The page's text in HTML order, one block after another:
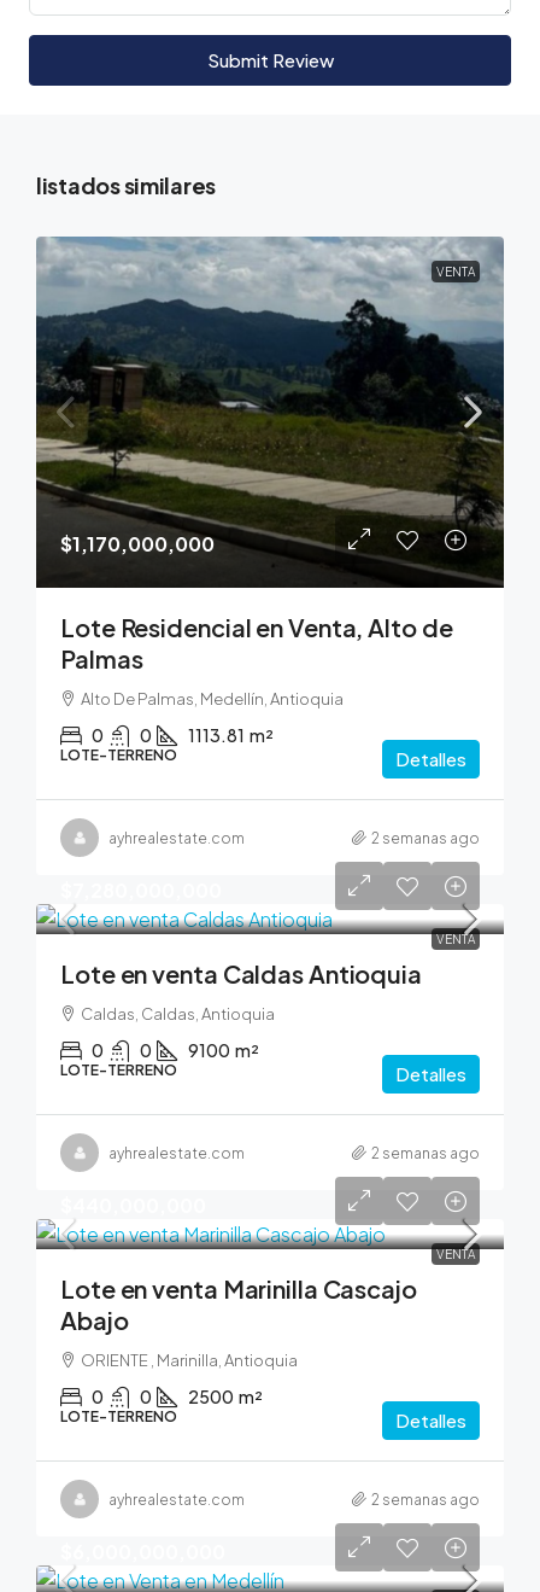
Submit Review
listados similares
VENTA
$1,170,000,000
Lote Residencial en Venta, Alto de
Palmas
Alto De Palmas, Medellín, Antioquia
0 0 1113.81 m²
LOTE-TERRENO Detalles
ayhrealestate.com 2 semanas ago
VENTA
Lote en venta Caldas Antioquia
Caldas, Caldas, Antioquia
0 0 9100 m²
LOTE-TERRENO Detalles
ayhrealestate.com 2 semanas ago
VENTA
Lote en venta Marinilla Cascajo
Abajo
ORIENTE , Marinilla, Antioquia
0 0 2500 m²
LOTE-TERRENO Detalles
ayhrealestate.com 2 semanas ago